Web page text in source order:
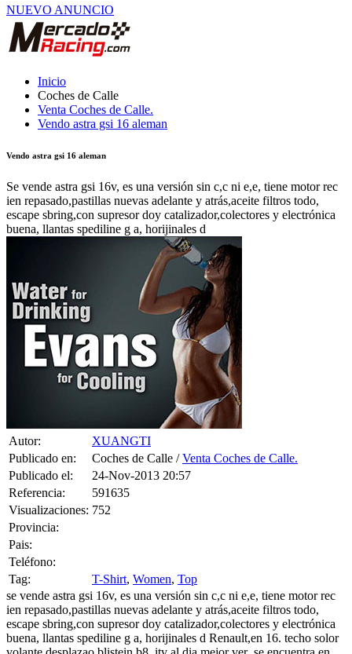
Coches de Calle
Venta Coches de Calle.
Vendo astra gsi 16 aleman
ien repasado,pastillas nuevas adelante y atrás,aceite filtros todo,
escape sbring,con supresor doy catalizador,colectores y electrónica
buena, llantas spediline g a, horijinales d
Publicado en:
Coches de Calle /
Publicado el:
24-Nov-2013 20:57
Referencia:
591635
Visualizaciones:
752
Provincia:
Pais:
Teléfono:
Tag:
se vende astra gsi 16v, es una versión sin c,c ni e,e, tiene motor rec
ien repasado,pastillas nuevas adelante y atrás,aceite filtros todo,
escape sbring,con supresor doy catalizador,colectores y electrónica
buena, llantas spediline g a, horijinales d Renault,en 16. techo solor
volante desplazao,blistein b8, itv al dia mejor ver ,se encuentra en
Asturias,687688876 juan acepto cambios 2500e